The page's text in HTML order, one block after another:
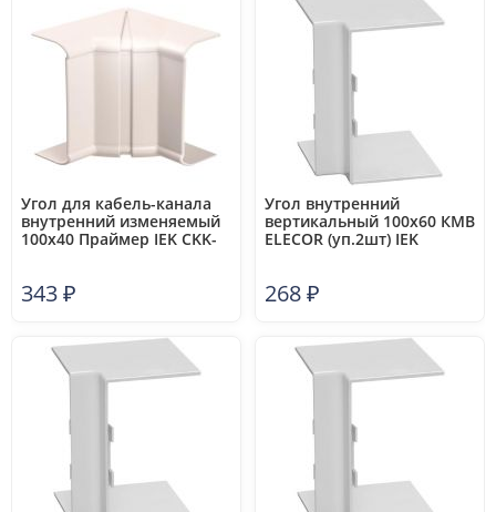
Угол для кабель-канала
внутренний изменяемый
100х40 Праймер IEK CKK-
343₽
Угол внутренний
вертикальный 100х60 КМВ
ELECOR (уп.2шт) IEK
268₽